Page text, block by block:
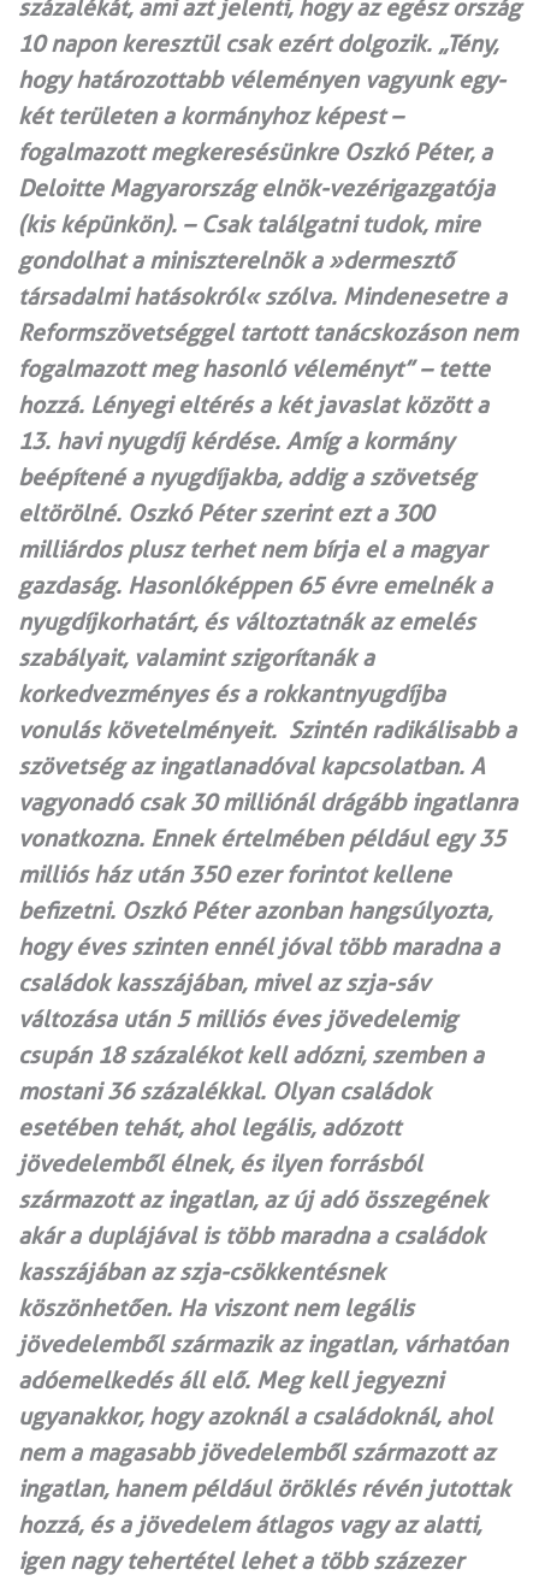
százalékát, ami azt jelenti, hogy az egész ország
10 napon keresztül csak ezért dolgozik. „Tény,
hogy határozottabb véleményen vagyunk egy-
két területen a kormányhoz képest –
fogalmazott megkeresésünkre Oszkó Péter, a
Deloitte Magyarország elnök-vezérigazgatója
(kis képünkön). – Csak találgatni tudok, mire
gondolhat a miniszterelnök a »dermesztő
társadalmi hatásokról« szólva. Mindenesetre a
Reformszövetséggel tartott tanácskozáson nem
fogalmazott meg hasonló véleményt” – tette
hozzá. Lényegi eltérés a két javaslat között a
13. havi nyugdíj kérdése. Amíg a kormány
beépítené a nyugdíjakba, addig a szövetség
eltörölné. Oszkó Péter szerint ezt a 300
milliárdos plusz terhet nem bírja el a magyar
gazdaság. Hasonlóképpen 65 évre emelnék a
nyugdíjkorhatárt, és változtatnák az emelés
szabályait, valamint szigorítanák a
korkedvezményes és a rokkantnyugdíjba
vonulás követelményeit. Szintén radikálisabb a
szövetség az ingatlanadóval kapcsolatban. A
vagyonadó csak 30 milliónál drágább ingatlanra
vonatkozna. Ennek értelmében például egy 35
milliós ház után 350 ezer forintot kellene
befizetni. Oszkó Péter azonban hangsúlyozta,
hogy éves szinten ennél jóval több maradna a
családok kasszájában, mivel az szja-sáv
változása után 5 milliós éves jövedelemig
csupán 18 százalékot kell adózni, szemben a
mostani 36 százalékkal. Olyan családok
esetében tehát, ahol legális, adózott
jövedelemből élnek, és ilyen forrásból
származott az ingatlan, az új adó összegének
akár a duplájával is több maradna a családok
kasszájában az szja-csökkentésnek
köszönhetően. Ha viszont nem legális
jövedelemből származik az ingatlan, várhatóan
adóemelkedés áll elő. Meg kell jegyezni
ugyanakkor, hogy azoknál a családoknál, ahol
nem a magasabb jövedelemből származott az
ingatlan, hanem például öröklés révén jutottak
hozzá, és a jövedelem átlagos vagy az alatti,
igen nagy tehertétel lehet a több százezer